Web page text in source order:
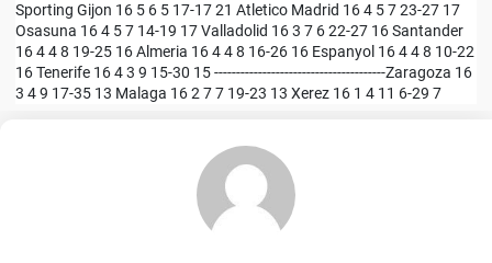
Sporting Gijon 16 5 6 5 17-17 21 Atletico Madrid 16 4 5 7 23-27 17
Osasuna 16 4 5 7 14-19 17 Valladolid 16 3 7 6 22-27 16 Santander
16 4 4 8 19-25 16 Almeria 16 4 4 8 16-26 16 Espanyol 16 4 4 8 10-22
16 Tenerife 16 4 3 9 15-30 15 ---------------------------------------Zaragoza 16
3 4 9 17-35 13 Malaga 16 2 7 7 19-23 13 Xerez 16 1 4 11 6-29 7